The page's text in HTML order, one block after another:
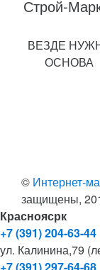
Строй-
ВЕЗДЕ
ОСНОВА
© Интернет-
защищены,
Красноясрк
+7 (391) 204-63-44
ул. Калинина,79